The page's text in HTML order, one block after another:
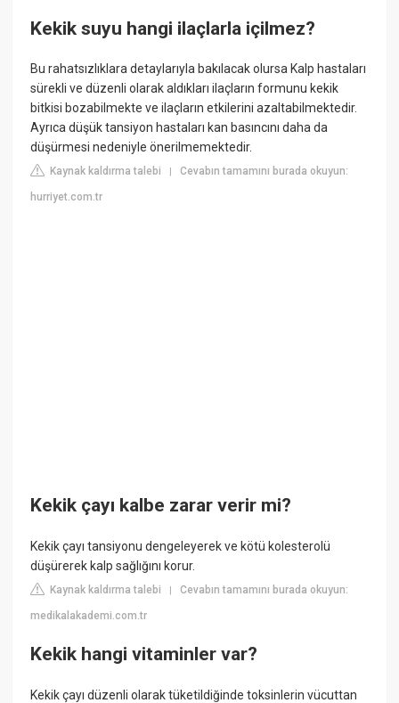
Kekik suyu hangi ilaçlarla içilmez?
Bu rahatsızlıklara detaylarıyla bakılacak olursa Kalp hastaları
sürekli ve düzenli olarak aldıkları ilaçların formunu kekik
bitkisi bozabilmekte ve ilaçların etkilerini azaltabilmektedir.
Ayrıca düşük tansiyon hastaları kan basıncını daha da
düşürmesi nedeniyle önerilmemektedir.
Kaynak kaldırma talebi |Cevabın tamamını burada okuyun:
hurriyet.com.tr
Kekik çayı kalbe zarar verir mi?
Kekik çayı tansiyonu dengeleyerek ve kötü kolesterolü
düşürerek kalp sağlığını korur.
Kaynak kaldırma talebi |Cevabın tamamını burada okuyun:
medikalakademi.com.tr
Kekik hangi vitaminler var?
Kekik çayı düzenli olarak tüketildiğinde toksinlerin vücuttan